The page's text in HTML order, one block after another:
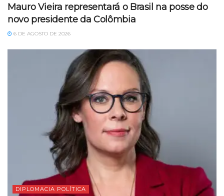
Mauro Vieira representará o Brasil na posse do
novo presidente da Colômbia
6 DE AGOSTO DE 2026
DIPLOMACIA POLÍTICA